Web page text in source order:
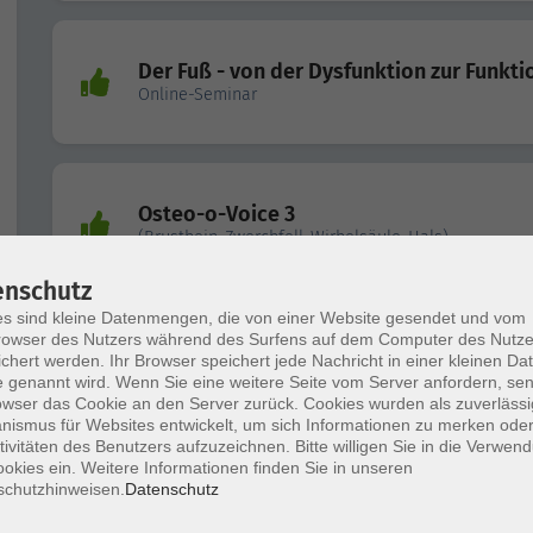
Der Fuß - von der Dysfunktion zur
Online-Seminar
Osteo-o-Voice 3
(Brustbein-Zwerchfell-Wirbelsäule-Hals)
Der Fuß 2.0 - Systemische
auf den Fuß
Online-Seminar
sind kleine Datenmengen, die von einer Website gesendet und vom
des Nutzers während des Surfens auf dem Computer des
werden. Ihr Browser speichert jede Nachricht in einer kleinen
genannt wird. Wenn Sie eine weitere Seite vom Server anfordern,
das Cookie an den Server zurück. Cookies wurden als
für Websites entwickelt, um sich Informationen zu merken
des Benutzers aufzuzeichnen. Bitte willigen Sie in die
ein. Weitere Informationen finden Sie in unseren
Datenschutz